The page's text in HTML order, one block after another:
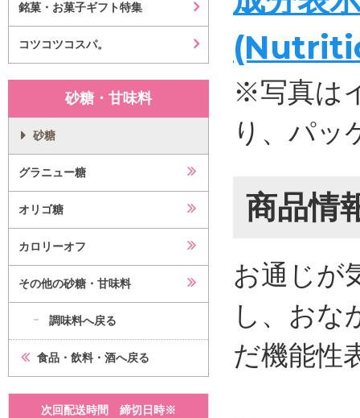
銘菓・お菓子ギフト特集
コツコツコスパ。
砂糖・甘味料
砂糖
グラニュー糖
オリゴ糖
カロリーオフ
その他の砂糖・甘味料
調味料へ戻る
食品・飲料・酒へ戻る
次回配送時間 締切日時※
※写真は
り、パッ
商品情
お通じが
し、おな
だ機能性